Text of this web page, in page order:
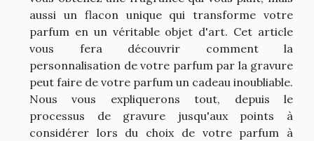
aussi un flacon unique qui transforme votre
parfum en un véritable objet d'art. Cet article
vous fera découvrir comment la
personnalisation de votre parfum par la gravure
peut faire de votre parfum un cadeau inoubliable.
Nous vous expliquerons tout, depuis le
processus de gravure jusqu'aux points à
considérer lors du choix de votre parfum à